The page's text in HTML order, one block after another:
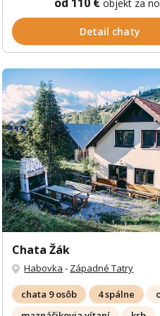
objekt za
Detail chaty
Chata Žák
Habovka - Západné Tatry
chata 9 osôb 4 spálne